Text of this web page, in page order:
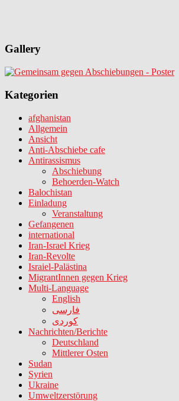
Gallery
Kategorien
afghanistan
Allgemein
Ansicht
Anti-Abschiebe cafe
Antirassismus
Abschiebung
Behoerden-Watch
Balochistan
Einladung
Veranstaltung
Gefangenen
international
Iran-Israel Krieg
Iran-Revolte
Israiel-Palästina
MigrantInnen gegen Krieg
Multi-Language
English
فارسی
کوردی
Nachrichten/Berichte
Deutschland
Mittlerer Osten
Sudan
Syrien
Ukraine
Umweltzerstörung